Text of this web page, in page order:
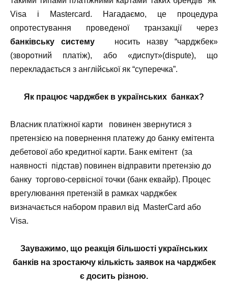
Visa і Mastercard. Нагадаємо, це процедура
опротестування проведеної транзакції через
банківську систему
носить назву “чарджбек»
(зворотний платіж), або «диспут»(dispute), що
перекладається з англійської як “суперечка”.
Як працює чарджбек в українських банках?
Власник платіжної карти
повинен звернутися з
претензією на повернення платежу до банку емітента
дебетової або кредитної карти. Банк емітент (за
наявності підстав) повинен відправити претензію до
банку торгово-сервісної точки (банк еквайр). Процес
врегулювання претензій в рамках чарджбек
визначається набором правил від MasterCard або
Visa.
Зауважимо, що реакція більшості українських
банків на зростаючу кількість заявок на чарджбек
є досить різною.